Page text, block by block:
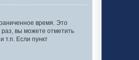
время. Это
раз, вы можете отметить
т.п. Если пункт